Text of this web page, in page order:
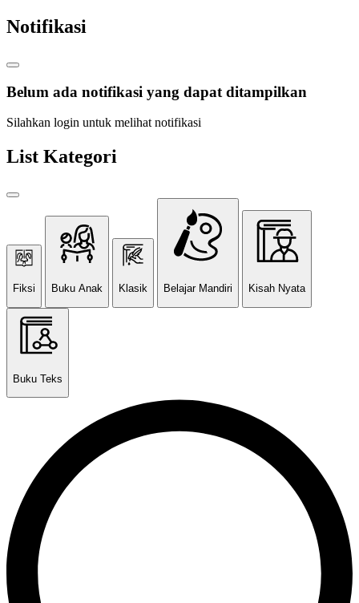
Notifikasi
Belum ada notifikasi yang dapat ditampilkan
Silahkan login untuk melihat notifikasi
List Kategori
Fiksi Buku Anak Klasik Belajar Mandiri Kisah Nyata
Buku Teks